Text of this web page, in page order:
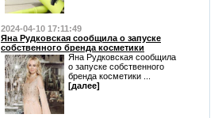
2024-04-10 17:11:49
Яна Рудковская сообщила о запуске
собственного бренда косметики
Яна Рудковская сообщила
о запуске собственного
бренда косметики ...
[далее]